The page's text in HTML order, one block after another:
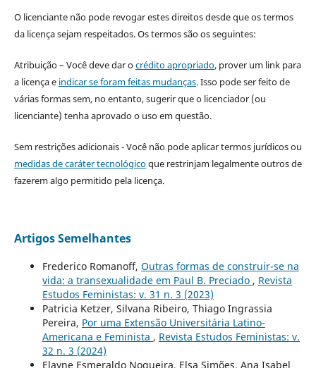
O licenciante não pode revogar estes direitos desde que os termos
da licença sejam respeitados. Os termos são os seguintes:
Atribuição – Você deve dar ocrédito apropriado, prover um link para
a licença e indicar se foram feitas mudanças. Isso pode ser feito de
várias formas sem, no entanto, sugerir que o licenciador (ou
licenciante) tenha aprovado o uso em questão.
Sem restrições adicionais - Você não pode aplicar termos jurídicos ou
medidas de caráter tecnológicoque restrinjam legalmente outros de
fazerem algo permitido pela licença.
Artigos Semelhantes
Frederico Romanoff, Outras formas de construir-se na
vida: a transexualidade em Paul B. Preciado , Revista
Estudos Feministas: v. 31 n. 3 (2023)
Patricia Ketzer, Silvana Ribeiro, Thiago Ingrassia
Pereira, Por uma Extensão Universitária Latino-
Americana e Feminista , Revista Estudos Feministas: v.
32 n. 3 (2024)
Elayne Esmeraldo Nogueira, Elsa Simões, Ana Isabel